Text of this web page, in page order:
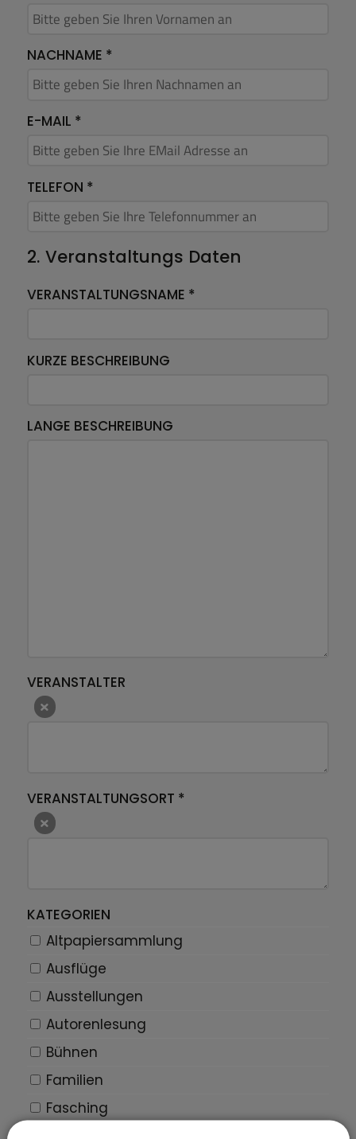
NACHNAME *
E-MAIL *
TELEFON *
2. Veranstaltungs Daten
VERANSTALTUNGSNAME *
KURZE BESCHREIBUNG
LANGE BESCHREIBUNG
VERANSTALTER
VERANSTALTUNGSORT *
KATEGORIEN
Altpapiersammlung
Ausflüge
Ausstellungen
Autorenlesung
Bühnen
Familien
Fasching